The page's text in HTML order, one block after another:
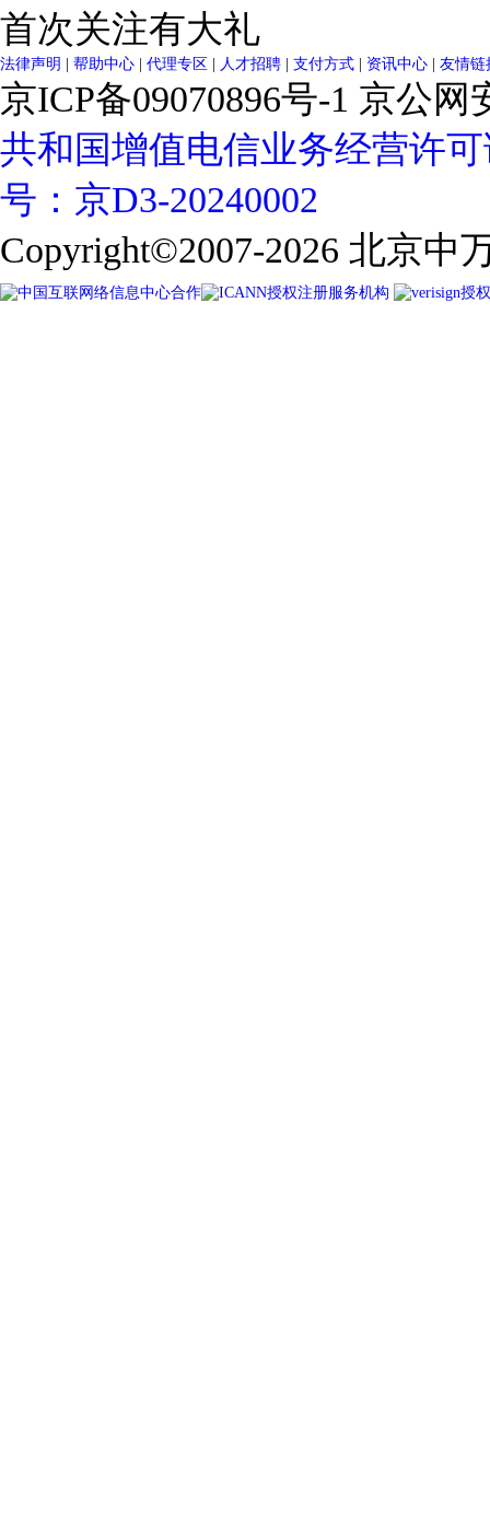
首次关注有大礼
法律声明 帮助中心 代理专区 人才招聘 支付方式 资讯中心 友情链
京ICP备09070896号-1 京公网
共和国增值电信业务经营许
号：京D3-20240002
Copyright©2007-2026 北京中